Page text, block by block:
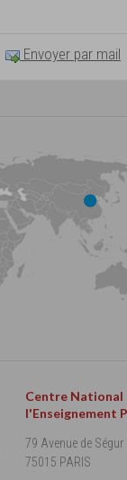
Envoyer par mail
Centre National
l'Enseignement
79 Avenue de Ségur
75015 PARIS